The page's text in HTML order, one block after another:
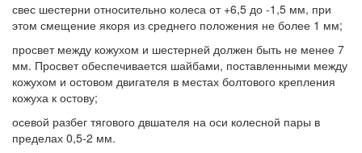
свес шестерни относительно колеса от +6,5 до -1,5 мм, при
этом смещение якоря из среднего положения не более 1 мм;
просвет между кожухом и шестерней должен быть не менее 7
мм. Просвет обеспечивается шайбами, поставленными между
кожухом и остовом двигателя в местах болтового крепления
кожуха к остову;
осевой разбег тягового двшателя на оси колесной пары в
пределах 0,5-2 мм.